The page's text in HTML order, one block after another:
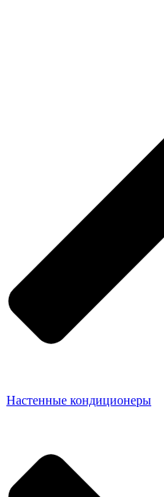
Настенные кондиционеры